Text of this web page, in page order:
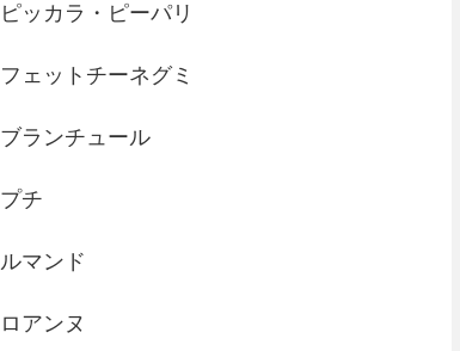
ピッカラ・ピーパリ
フェットチーネグミ
ブランチュール
プチ
ルマンド
ロアンヌ